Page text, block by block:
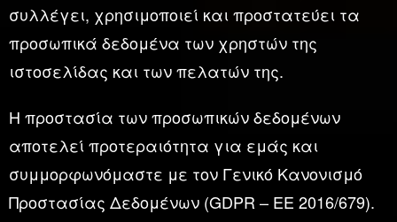
συλλέγει, χρησιμοποιεί και προστατεύει τα
προσωπικά δεδομένα των χρηστών της
ιστοσελίδας και των πελατών της.
Η προστασία των προσωπικών δεδομένων
αποτελεί προτεραιότητα για εμάς και
συμμορφωνόμαστε με τον Γενικό Κανονισμό
Προστασίας Δεδομένων (GDPR – ΕΕ 2016/679).